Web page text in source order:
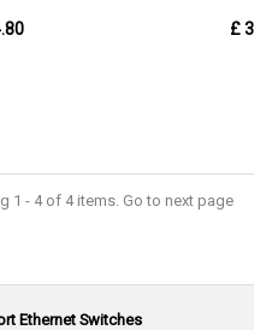
£
1 - 4 of 4 items. Go to next page
Ethernet Switches